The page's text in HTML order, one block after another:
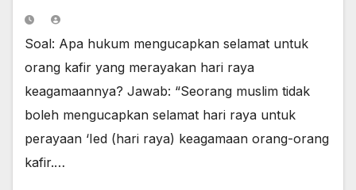
Soal: Apa hukum mengucapkan selamat untuk
orang kafir yang merayakan hari raya
keagamaannya? Jawab: “Seorang muslim tidak
boleh mengucapkan selamat hari raya untuk
perayaan ‘Ied (hari raya) keagamaan orang-orang
kafir.…